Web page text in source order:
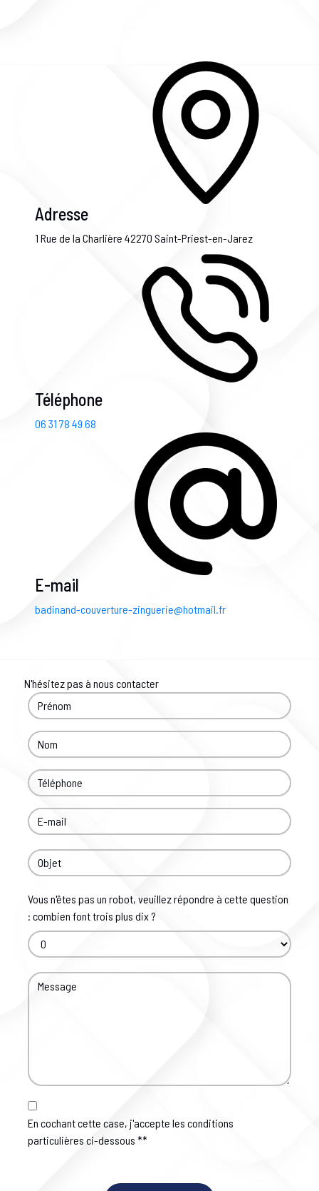
Adresse
1 Rue de la Charlière 42270 Saint-Priest-en-Jarez
Téléphone
06 31 78 49 68
E-mail
badinand-couverture-zinguerie@hotmail.fr
N'hésitez pas à nous contacter
Vous n'êtes pas un robot, veuillez répondre à cette question
: combien font trois plus dix ?
En cochant cette case, j'accepte les conditions
particulières ci-dessous **